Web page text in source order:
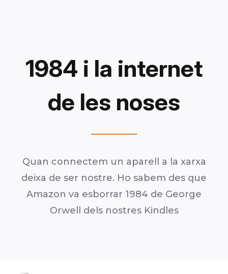
1984 i la internet
de les noses
Quan connectem un aparell a la xarxa
deixa de ser nostre. Ho sabem des que
Amazon va esborrar 1984 de George
Orwell dels nostres Kindles